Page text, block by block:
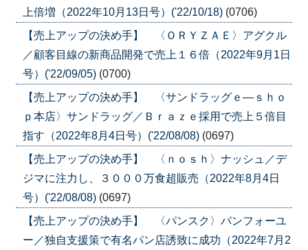
上倍増（2022年10月13日号）('22/10/18) (0706)
【売上アップの決め手】 〈ＯＲＹＺＡＥ〉アグクル
／顧客目線の新商品開発で売上１６倍（2022年9月1日
号）('22/09/05) (0700)
【売上アップの決め手】 〈サンドラッグｅ―ｓｈｏ
ｐ本店〉サンドラッグ／Ｂｒａｚｅ採用で売上５倍目
指す（2022年8月4日号）('22/08/08) (0697)
【売上アップの決め手】 〈ｎｏｓｈ〉ナッシュ／デ
ジマに注力し、３０００万食超販売（2022年8月4日
号）('22/08/08) (0697)
【売上アップの決め手】 〈パンスク〉パンフォーユ
ー／独自支援策で有名パン店誘致に成功（2022年7月2